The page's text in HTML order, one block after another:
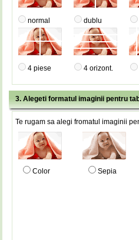
normal dublu
4 piese 4 orizont.
3. Alegeti formatul imaginii pentru
Te rugam sa alegi fromatul imaginii
Color Sepia